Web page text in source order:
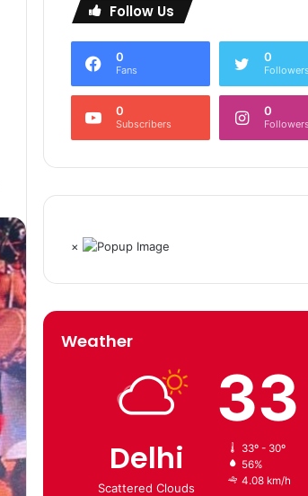
Follow Us
0
Fans
0
Followers
0
Subscribers
0
Followers
×
Weather
Delhi
Scattered Clouds
33
33º - 30º
56%
4.08 km/h